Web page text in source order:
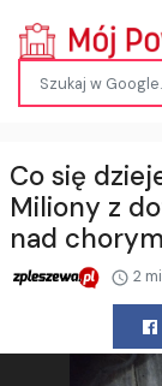
Co się
Miliony z
nad
2